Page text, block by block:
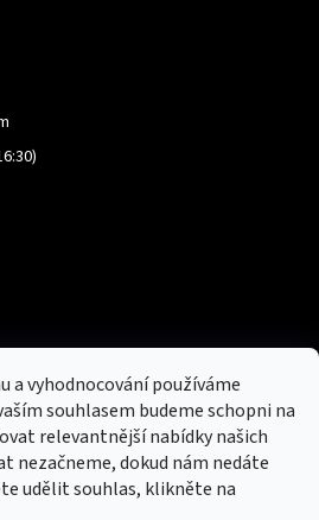
a vyhodnocování používáme
souhlasem budeme schopni na
relevantnější nabídky našich
nezačneme, dokud nám nedáte
udělit souhlas, klikněte na